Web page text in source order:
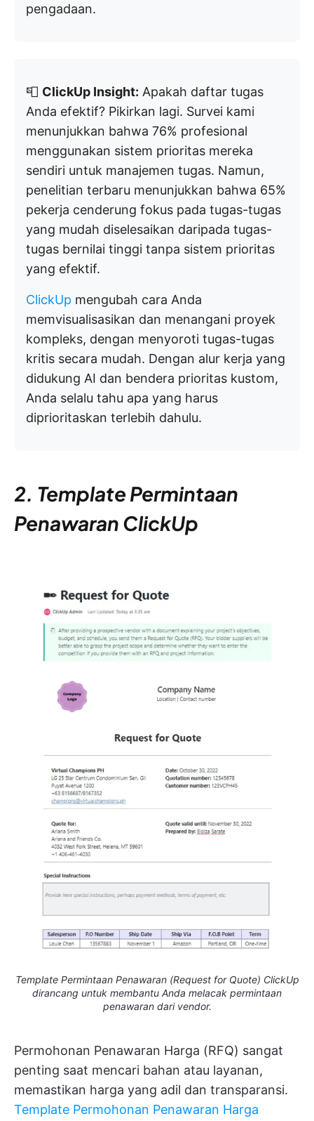
pengadaan.
📮 ClickUp Insight: Apakah daftar tugas
Anda efektif? Pikirkan lagi. Survei kami
menunjukkan bahwa 76% profesional
menggunakan sistem prioritas mereka
sendiri untuk manajemen tugas. Namun,
penelitian terbaru menunjukkan bahwa 65%
pekerja cenderung fokus pada tugas-tugas
yang mudah diselesaikan daripada tugas-
tugas bernilai tinggi tanpa sistem prioritas
yang efektif.
ClickUp mengubah cara Anda
memvisualisasikan dan menangani proyek
kompleks, dengan menyoroti tugas-tugas
kritis secara mudah. Dengan alur kerja yang
didukung AI dan bendera prioritas kustom,
Anda selalu tahu apa yang harus
diprioritaskan terlebih dahulu.
2. Template Permintaan
Penawaran ClickUp
Template Permintaan Penawaran (Request for Quote) ClickUp
dirancang untuk membantu Anda melacak permintaan
penawaran dari vendor.
Permohonan Penawaran Harga (RFQ) sangat
penting saat mencari bahan atau layanan,
memastikan harga yang adil dan transparansi.
Template Permohonan Penawaran Harga